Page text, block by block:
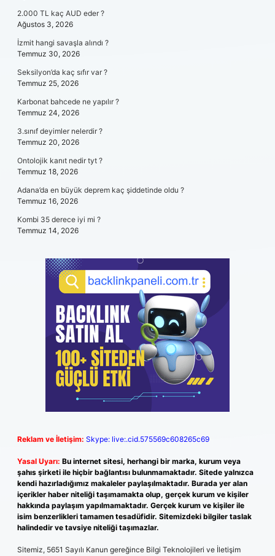
2.000 TL kaç AUD eder ?
Ağustos 3, 2026
İzmit hangi savaşla alındı ?
Temmuz 30, 2026
Seksilyon’da kaç sıfır var ?
Temmuz 25, 2026
Karbonat bahcede ne yapılır ?
Temmuz 24, 2026
3.sınıf deyimler nelerdir ?
Temmuz 20, 2026
Ontolojik kanıt nedir tyt ?
Temmuz 18, 2026
Adana’da en büyük deprem kaç şiddetinde oldu ?
Temmuz 16, 2026
Kombi 35 derece iyi mi ?
Temmuz 14, 2026
Reklam ve İletişim: Skype: live:.cid.575569c608265c69
Yasal Uyarı: Bu internet sitesi, herhangi bir marka, kurum veya
şahıs şirketi ile hiçbir bağlantısı bulunmamaktadır. Sitede yalnızca
kendi hazırladığımız makaleler paylaşılmaktadır. Burada yer alan
içerikler haber niteliği taşımamakta olup, gerçek kurum ve kişiler
hakkında paylaşım yapılmamaktadır. Gerçek kurum ve kişiler ile
isim benzerlikleri tamamen tesadüfidir. Sitemizdeki bilgiler taslak
halindedir ve tavsiye niteliği taşımazlar.
Sitemiz, 5651 Sayılı Kanun gereğince Bilgi Teknolojileri ve İletişim